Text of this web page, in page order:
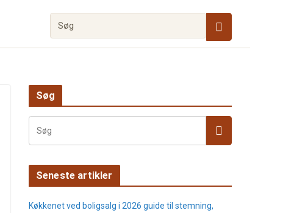
Søg
Seneste artikler
Køkkenet ved boligsalg i 2026 guide til stemning,